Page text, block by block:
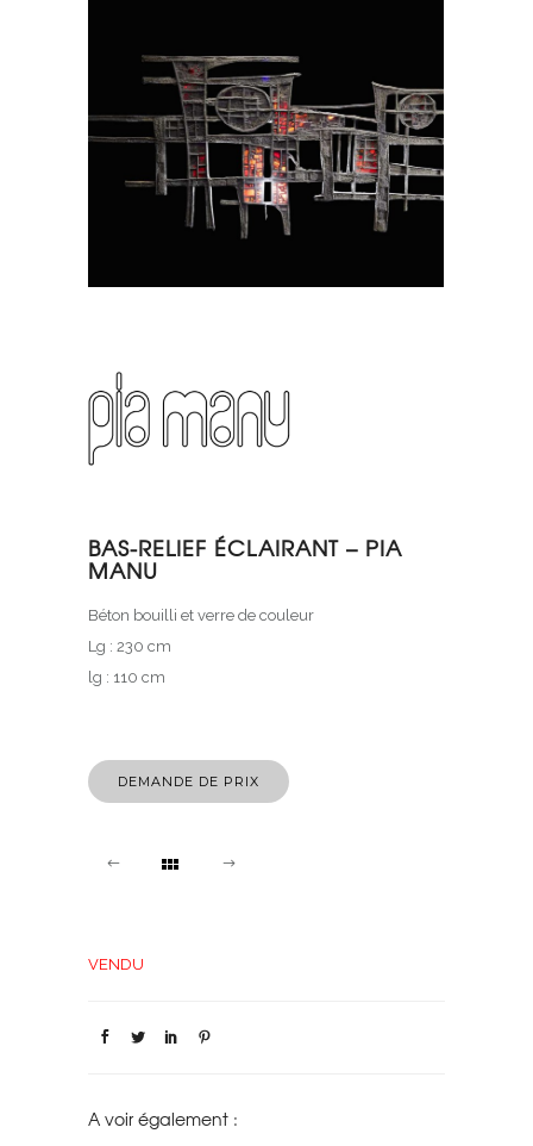
BAS-RELIEF ÉCLAIRANT – PIA
MANU
Béton bouilli et verre de couleur
Lg : 230 cm
lg : 110 cm
DEMANDE DE PRIX
VENDU
A voir également :